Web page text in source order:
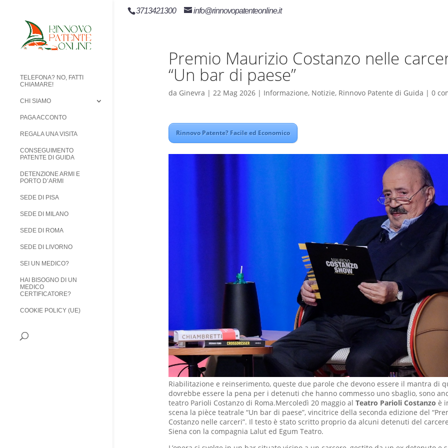
3713421300 info@rinnovopatenteonline.it
TELEFONA? NO, FATTI
CHIAMARE!
CHI SIAMO
PAGA ACCONTO
REGALA UNA VISITA
CONSEGUIMENTO
PATENTE DI GUIDA
DETENZIONE ARMI E
PORTO D’ARMI
SEDE DI PISA
SEDE DI MILANO
SEDE DI ROMA
SEDE DI LIVORNO
SEI UN MEDICO?
HAI BISOGNO DI UN
MEDICO
CERTIFICATORE?
COOKIE POLICY (UE)
Premio Maurizio Costanzo nelle
“Un bar di paese”
da Ginevra | 22 Mag 2026| Informazione, Notizie, Rinnovo Patente di Guida | 0
Rinnovo Patente? Facile ed Economico
Riabilitazione e reinserimento, queste due parole che devono essere il mantra di
dovrebbe essere la pena per i detenuti che hanno commesso uno sbaglio, sono
teatro Parioli Costanzo di Roma.Mercoledì 20 maggio al Teatro Parioli Costanzo è
scena la pièce teatrale “Un bar di paese”, vincitrice della seconda edizione del
Costanzo nelle carceri”. Il testo è stato scritto proprio da alcuni detenuti del
Siena con la compagnia Lalut ed Egum Teatro.